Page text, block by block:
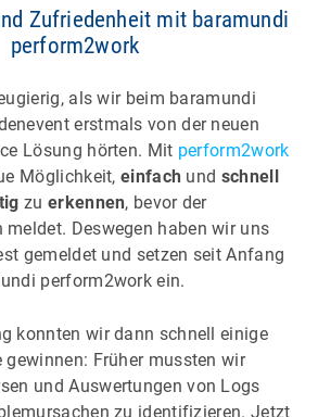
Zufriedenheit mit baramundi
perform2work
als wir beim baramundi
erstmals von der neuen
Lösung hörten. Mit perform2work
Möglichkeit,einfach und schnell
zu erkennen, bevor der
meldet. Deswegen haben wir uns
gemeldet und setzen seit Anfang
perform2work ein.
konnten wir dann schnell einige
gewinnen: Früher mussten wir
und Auswertungen von Logs
zu identifizieren. Jetzt